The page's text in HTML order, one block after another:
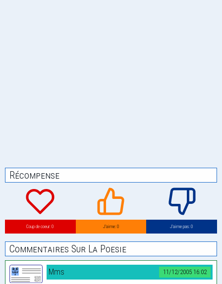
Récompense
Coup de coeur: 0 J’aime: 0 J’aime pas: 0
Commentaires Sur La Poesie
11/12/2005 16:02
Mms